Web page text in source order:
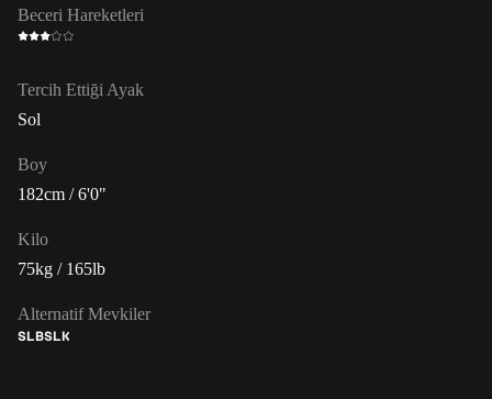
Beceri Hareketleri
Tercih Ettiği Ayak
Sol
Boy
182cm / 6'0"
Kilo
75kg / 165lb
Alternatif Mevkiler
SLBSLK